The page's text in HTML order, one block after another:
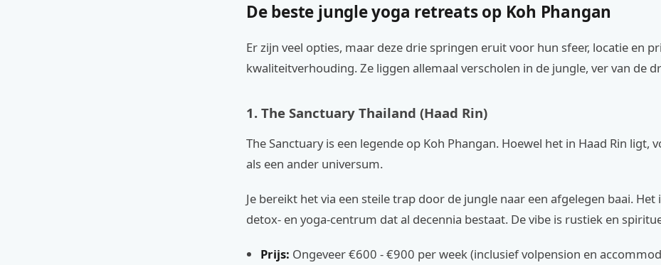
De beste jungle yoga retreats op Koh Phangan
Er zijn veel opties, maar deze drie springen eruit voor hun sfeer, locatie en
kwaliteitverhouding. Ze liggen allemaal verscholen in de jungle, ver van de
1. The Sanctuary Thailand (Haad Rin)
The Sanctuary is een legende op Koh Phangan. Hoewel het in Haad Rin ligt,
als een ander universum.
Je bereikt het via een steile trap door de jungle naar een afgelegen baai. Het
detox- en yoga-centrum dat al decennia bestaat. De vibe is rustiek en
Prijs: Ongeveer €600 - €900 per week (inclusief volpension en